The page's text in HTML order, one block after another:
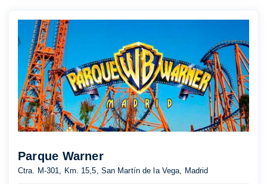
Parque Warner
Ctra. M-301, Km. 15,5, San Martín de la Vega, Madrid